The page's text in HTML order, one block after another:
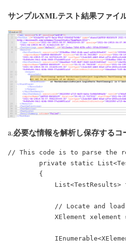
サンプルXMLテスト結果ファイ
a.必要な情報を解析し保存するコ
// This code is to parse the
private static
        {
List<TestResults>
// Locate and
XElement xelement